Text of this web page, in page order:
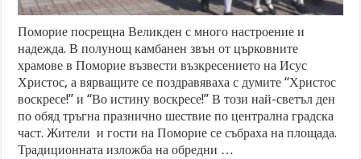
Поморие посрещна Великден с много настроение и
надежда. В полунощ камбанен звън от църковните
храмове в Поморие възвести възкресението на Исус
Христос, а вярващите се поздравяваха с думите “Христос
воскресе!” и “Во истину воскресе!” В този най-светъл ден
по обяд тръгна празнично шествие по централна градска
част. Жители и гости на Поморие се събраха на площада.
Традиционната изложба на обредни …